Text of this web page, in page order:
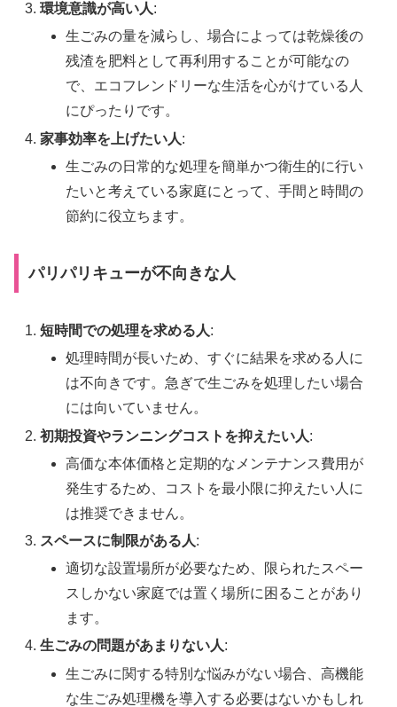
環境意識が高い人:
生ごみの量を減らし、場合によっては乾燥後の
残渣を肥料として再利用することが可能なの
で、エコフレンドリーな生活を心がけている人
にぴったりです。
家事効率を上げたい人:
生ごみの日常的な処理を簡単かつ衛生的に行い
たいと考えている家庭にとって、手間と時間の
節約に役立ちます。
パリパリキューが不向きな人
短時間での処理を求める人:
処理時間が長いため、すぐに結果を求める人に
は不向きです。急ぎで生ごみを処理したい場合
には向いていません。
初期投資やランニングコストを抑えたい人:
高価な本体価格と定期的なメンテナンス費用が
発生するため、コストを最小限に抑えたい人に
は推奨できません。
スペースに制限がある人:
適切な設置場所が必要なため、限られたスペー
スしかない家庭では置く場所に困ることがあり
ます。
生ごみの問題があまりない人:
生ごみに関する特別な悩みがない場合、高機能
な生ごみ処理機を導入する必要はないかもしれ